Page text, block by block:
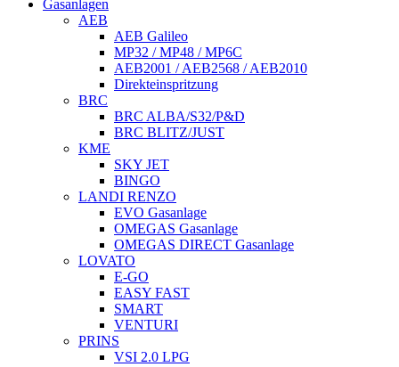
Gasanlagen
AEB
AEB Galileo
MP32 / MP48 / MP6C
AEB2001 / AEB2568 / AEB2010
Direkteinspritzung
BRC
BRC ALBA/S32/P&D
BRC BLITZ/JUST
KME
SKY JET
BINGO
LANDI RENZO
EVO Gasanlage
OMEGAS Gasanlage
OMEGAS DIRECT Gasanlage
LOVATO
E-GO
EASY FAST
SMART
VENTURI
PRINS
VSI 2.0 LPG